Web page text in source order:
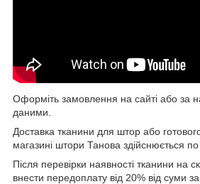
Оформіть замовлення на сайті або за
даними.
Доставка тканини для штор або
магазині штори Танова здійснюється по
Після перевірки наявності тканини на
внести передоплату від 20% від суми